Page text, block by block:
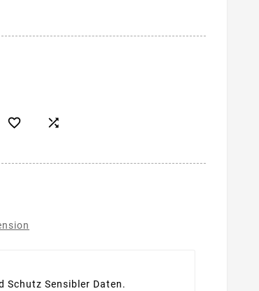
 
Schutz Sensibler Daten.